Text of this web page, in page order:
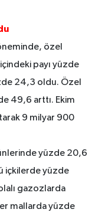
özel
payı yüzde
24,3 oldu. Özel
49,6 arttı. Ekim
9 milyar 900
yüzde 20,6
içkilerde yüzde
gazozlarda
mallarda yüzde